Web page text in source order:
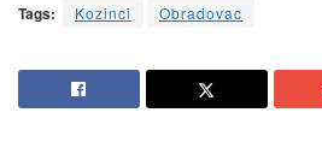
Tags: Kozinci Obradovac